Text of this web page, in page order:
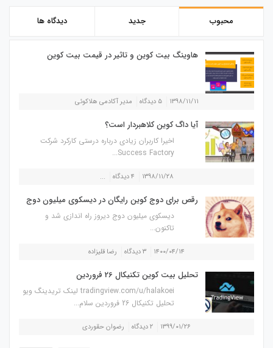
محبوب جدید دیدگاه ها
هاوینگ بیت کوین و تاثیر در قیمت بیت کوین
۱۳۹۸/۱۱/۱۱ ۵ دیدگاه مدیر آکادمی هلاکوئی
آیا داگ کوین کلاهبردار است؟
اخیرا کاربران زیادی درباره درستی کارکرد شرکت
Success Factory...
۱۳۹۸/۱۱/۲۸ ۴ دیدگاه ...
رقص برای دوج کوین رایگان در دیسکوی میلیون دوج
دیسکوی میلیون دوج دیروز راه اندازی شد و
تاکنون...
۱۴۰۰/۰۴/۱۴ ۳ دیدگاه رضا قلیزاده
تحلیل بیت کوین تکنیکال 26 فروردین
tradingview.com/u/halakoei لینک تریدینگ ویو
تحلیل تکنیکال 26 فروردین سلام...
۱۳۹۹/۰۱/۲۶ ۲ دیدگاه رضوان حقوردی